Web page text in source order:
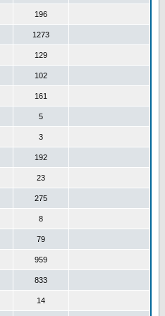
196
1273
129
102
161
5
3
192
23
275
8
79
959
833
14